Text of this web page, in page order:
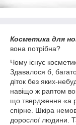
Косметика для
вона потрібна?
Чому існує
Здавалося б,
діток без яких-
навіщо ж раптом
що твердження «а
спірне. Шкіра
дорослої людини.